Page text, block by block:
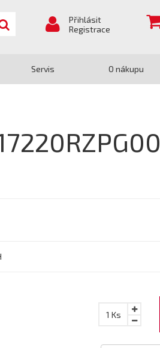
Přihlásit
Registrace
Servis O nákupu
1 Ks